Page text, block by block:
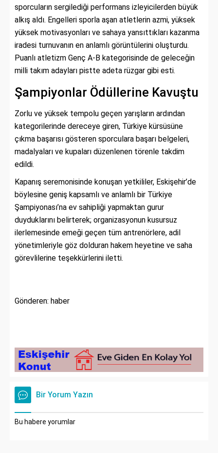
sporcuların sergilediği performans izleyicilerden büyük
alkış aldı. Engelleri sporla aşan atletlerin azmi, yüksek
yüksek motivasyonları ve sahaya yansıttıkları kazanma
iradesi turnuvanın en anlamlı görüntülerini oluşturdu.
Puanlı atletizm Genç A-B kategorisinde de geleceğin
milli takım adayları pistte adeta rüzgar gibi esti.
Şampiyonlar Ödüllerine Kavuştu
Zorlu ve yüksek tempolu geçen yarışların ardından
kategorilerinde dereceye giren, Türkiye kürsüsüne
çıkma başarısı gösteren sporculara başarı belgeleri,
madalyaları ve kupaları düzenlenen törenle takdim
edildi.
Kapanış seremonisinde konuşan yetkililer, Eskişehir’de
böylesine geniş kapsamlı ve anlamlı bir Türkiye
Şampiyonası’na ev sahipliği yapmaktan gurur
duyduklarını belirterek; organizasyonun kusursuz
ilerlemesinde emeği geçen tüm antrenörlere, adil
yönetimleriyle göz dolduran hakem heyetine ve saha
görevlilerine teşekkürlerini iletti.
Gönderen: haber
Bir Yorum Yazın
Bu habere yorumlar